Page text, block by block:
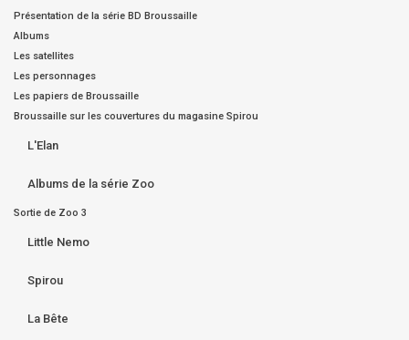
Présentation de la série BD Broussaille
Albums
Les satellites
Les personnages
Les papiers de Broussaille
Broussaille sur les couvertures du magasine Spirou
L'Elan
Albums de la série Zoo
Sortie de Zoo 3
Little Nemo
Spirou
La Bête